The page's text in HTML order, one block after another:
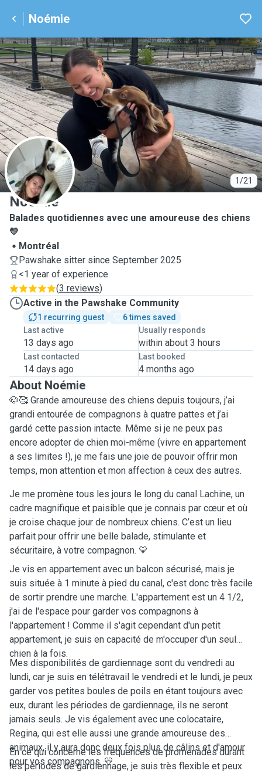
Noémie
1/21
N
Noémie
Balades quotidiennes avec une amoureuse des chiens
💛
Montréal
Pawshake sitter since September 2025
<1 year of experience
(3 reviews)
Active in the Pawshake Community
1 recurring guest
6 times saved
Last active
13 days ago
Usually responds
within about 3 hours
Last contacted
14 days ago
Last booked
4 months ago
About Noémie
🐶🥰 Grande amoureuse des chiens depuis toujours, j’ai
grandi entourée de compagnons à quatre pattes et j’ai
gardé cette passion intacte. Même si je ne peux pas
encore adopter de chien moi-même (vivre en appartement
a ses limites !), je me fais une joie de pouvoir offrir mon
temps, mon attention et mon affection à ceux des autres.
Je me promène tous les jours le long du canal Lachine, un
cadre magnifique et paisible que je connais par cœur et où
je croise chaque jour de nombreux chiens. C’est un lieu
parfait pour offrir une belle balade, stimulante et
sécuritaire, à votre compagnon. 💛
Je vis en appartement avec un balcon sécurisé, mais je
suis située à 1 minute à pied du canal, c'est donc très facile
de sortir prendre une marche. L'appartement est un 4 1/2,
j'ai de l'espace pour garder vos compagnons à
l'appartement ! Comme il s'agit cependant d'un petit
appartement, je suis en capacité de m'occuper d'un seul
chien à la fois.
Mes disponibilités de gardiennage sont du vendredi au
lundi, car je suis en télétravail le vendredi et le lundi, je peux
garder vos petites boules de poils en étant toujours avec
eux, durant les périodes de gardiennage, ils ne seront
jamais seuls. Je vis également avec une colocataire,
Regina, qui est elle aussi une grande amoureuse des
animaux, il y aura donc deux fois plus de câlins et d'amour
pour vos compagnons. 💛
En ce qui concerne les fréquences de promenades durant
les périodes de gardiennage, je suis très flexible et peux